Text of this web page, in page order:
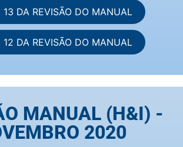
13 DA REVISÃO DO MANUAL
12 DA REVISÃO DO MANUAL
MANUAL (H&I) -
2020